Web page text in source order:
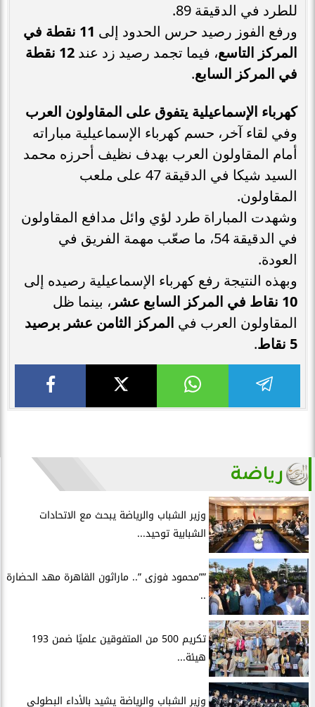
للطرد في الدقيقة 89.
ورفع الفوز رصيد حرس الحدود إلى
11 نقطة في
المركز التاسع، فيما تجمد رصيد زد عند
12 نقطة
في المركز السابع.
كهرباء الإسماعيلية يتفوق على المقاولون العرب
وفي لقاء آخر، حسم كهرباء الإسماعيلية مباراته
أمام المقاولون العرب بهدف نظيف أحرزه محمد
السيد شيكا في الدقيقة 47 على ملعب
المقاولون.
وشهدت المباراة طرد لؤي وائل مدافع المقاولون
في الدقيقة 54، ما صعّب مهمة الفريق في
العودة.
وبهذه النتيجة رفع كهرباء الإسماعيلية رصيده إلى
10 نقاط في المركز السابع عشر
، بينما ظل
المقاولون العرب في المركز الثامن عشر برصيد
5 نقاط
.
رياضة
وزير الشباب والرياضة يبحث مع الاتحادات
الشبابية توحيد...
””محمود فوزى ”.. ماراثون القاهرة مهد الحضارة
..
تكريم 500 من المتفوقين علميًا ضمن 193
هيئة...
وزير الشباب والرياضة يشيد بالأداء البطولي